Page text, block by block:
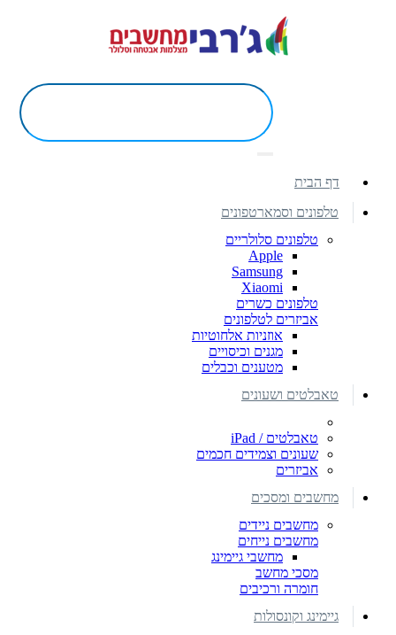
דף הבית
טלפונים וסמארטפונים
טלפונים סלולריים
Apple
Samsung
Xiaomi
טלפונים כשרים
אביזרים לטלפונים
אוזניות אלחוטיות
מגנים וכיסויים
מטענים וכבלים
טאבלטים ושעונים
טאבלטים / iPad
שעונים וצמידים חכמים
אביזרים
מחשבים ומסכים
מחשבים ניידים
מחשבים נייחים
מחשבי גיימינג
מסכי מחשב
חומרה ורכיבים
גיימינג וקונסולות